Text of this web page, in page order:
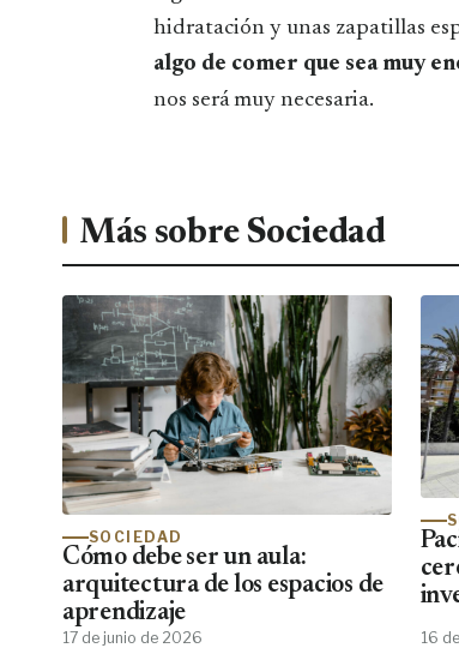
hidratación y unas zapatillas
algo de comer que sea muy
nos será muy necesaria.
Más sobre Sociedad
SOCIEDAD
Cómo debe ser un aula:
arquitectura de los espacios de
aprendizaje
17 de junio de 2026 16